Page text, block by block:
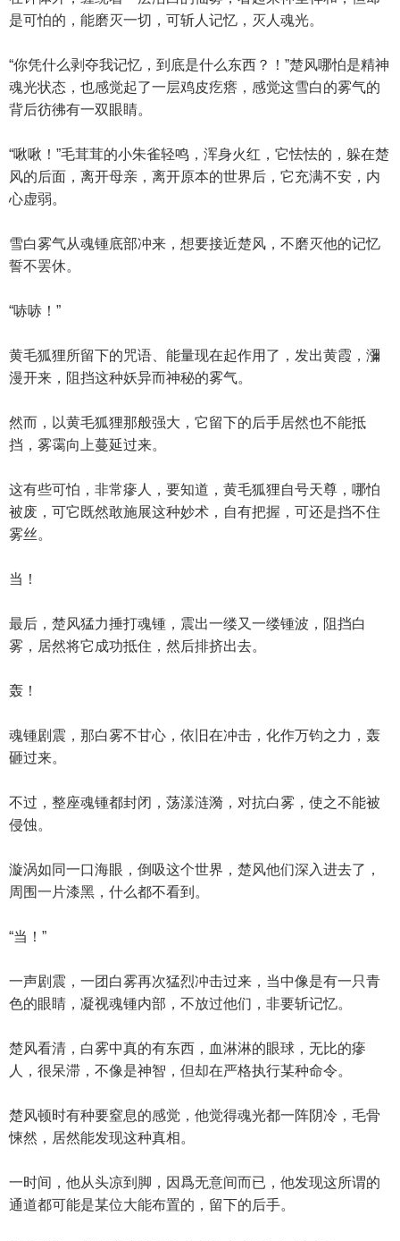
是可怕的，能磨灭一切，可斩人记忆，灭人魂光。
“你凭什么剥夺我记忆，到底是什么东西？！”楚风哪怕是精神
魂光状态，也感觉起了一层鸡皮疙瘩，感觉这雪白的雾气的
背后彷彿有一双眼睛。
“啾啾！”毛茸茸的小朱雀轻鸣，浑身火红，它怯怯的，躲在楚
风的后面，离开母亲，离开原本的世界后，它充满不安，内
心虚弱。
雪白雾气从魂锺底部冲来，想要接近楚风，不磨灭他的记忆
誓不罢休。
“哧哧！”
黄毛狐狸所留下的咒语、能量现在起作用了，发出黄霞，瀰
漫开来，阻挡这种妖异而神秘的雾气。
然而，以黄毛狐狸那般强大，它留下的后手居然也不能抵
挡，雾霭向上蔓延过来。
这有些可怕，非常瘮人，要知道，黄毛狐狸自号天尊，哪怕
被废，可它既然敢施展这种妙术，自有把握，可还是挡不住
雾丝。
当！
最后，楚风猛力捶打魂锺，震出一缕又一缕锺波，阻挡白
雾，居然将它成功抵住，然后排挤出去。
轰！
魂锺剧震，那白雾不甘心，依旧在冲击，化作万钧之力，轰
砸过来。
不过，整座魂锺都封闭，荡漾涟漪，对抗白雾，使之不能被
侵蚀。
漩涡如同一口海眼，倒吸这个世界，楚风他们深入进去了，
周围一片漆黑，什么都不看到。
“当！”
一声剧震，一团白雾再次猛烈冲击过来，当中像是有一只青
色的眼睛，凝视魂锺内部，不放过他们，非要斩记忆。
楚风看清，白雾中真的有东西，血淋淋的眼球，无比的瘮
人，很呆滞，不像是神智，但却在严格执行某种命令。
楚风顿时有种要窒息的感觉，他觉得魂光都一阵阴冷，毛骨
悚然，居然能发现这种真相。
一时间，他从头凉到脚，因爲无意间而已，他发现这所谓的
通道都可能是某位大能布置的，留下的后手。